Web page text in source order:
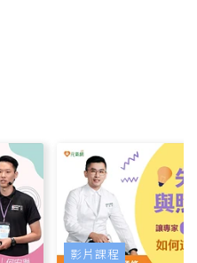
影片課程